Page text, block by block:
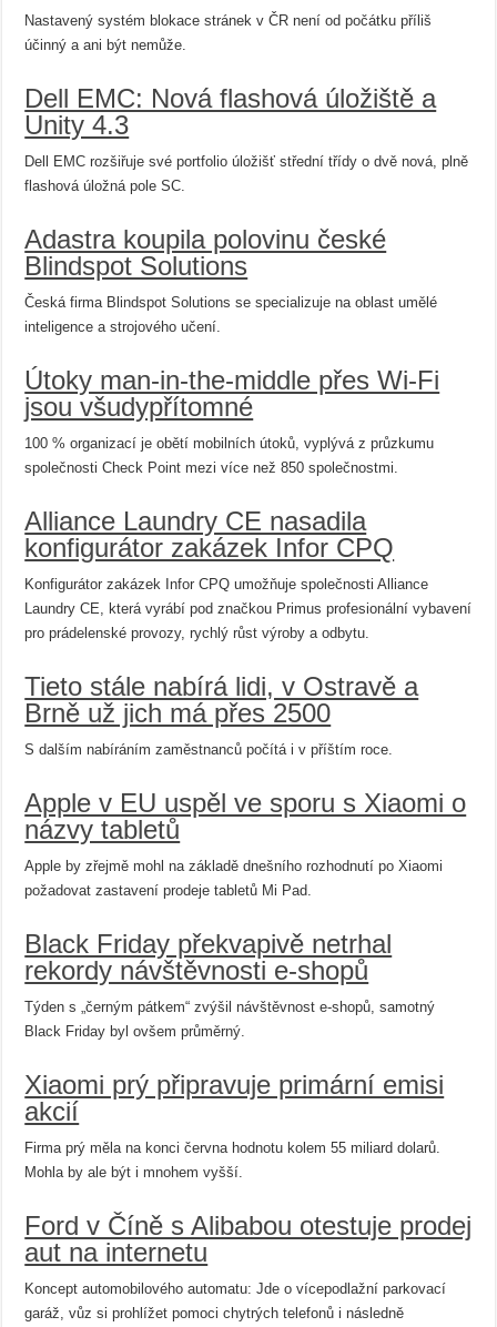
Nastavený systém blokace stránek v ČR není od počátku příliš
účinný a ani být nemůže.
Dell EMC: Nová flashová úložiště a
Unity 4.3
Dell EMC rozšiřuje své portfolio úložišť střední třídy o dvě nová, plně
flashová úložná pole SC.
Adastra koupila polovinu české
Blindspot Solutions
Česká firma Blindspot Solutions se specializuje na oblast umělé
inteligence a strojového učení.
Útoky man-in-the-middle přes Wi-Fi
jsou všudypřítomné
100 % organizací je obětí mobilních útoků, vyplývá z průzkumu
společnosti Check Point mezi více než 850 společnostmi.
Alliance Laundry CE nasadila
konfigurátor zakázek Infor CPQ
Konfigurátor zakázek Infor CPQ umožňuje společnosti Alliance
Laundry CE, která vyrábí pod značkou Primus profesionální vybavení
pro prádelenské provozy, rychlý růst výroby a odbytu.
Tieto stále nabírá lidi, v Ostravě a
Brně už jich má přes 2500
S dalším nabíráním zaměstnanců počítá i v příštím roce.
Apple v EU uspěl ve sporu s Xiaomi o
názvy tabletů
Apple by zřejmě mohl na základě dnešního rozhodnutí po Xiaomi
požadovat zastavení prodeje tabletů Mi Pad.
Black Friday překvapivě netrhal
rekordy návštěvnosti e-shopů
Týden s „černým pátkem“ zvýšil návštěvnost e-shopů, samotný
Black Friday byl ovšem průměrný.
Xiaomi prý připravuje primární emisi
akcií
Firma prý měla na konci června hodnotu kolem 55 miliard dolarů.
Mohla by ale být i mnohem vyšší.
Ford v Číně s Alibabou otestuje prodej
aut na internetu
Koncept automobilového automatu: Jde o vícepodlažní parkovací
garáž, vůz si prohlížet pomoci chytrých telefonů i následně